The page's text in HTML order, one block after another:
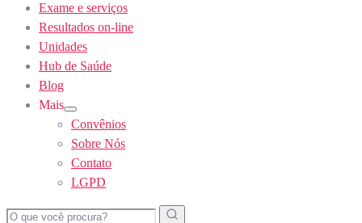
Exame e serviços
Resultados on-line
Unidades
Hub de Saúde
Blog
Mais
Show
sub
menu
Convênios
Sobre Nós
Contato
LGPD